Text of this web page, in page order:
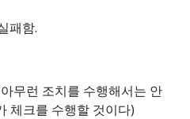
패함.
무런 조치를 수행해서는 안
체크를 수행할 것이다)